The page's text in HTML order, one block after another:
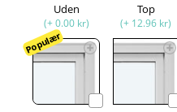
Uden
(+ 0.00 kr)
Top
(+ 12.96 kr)
Populær